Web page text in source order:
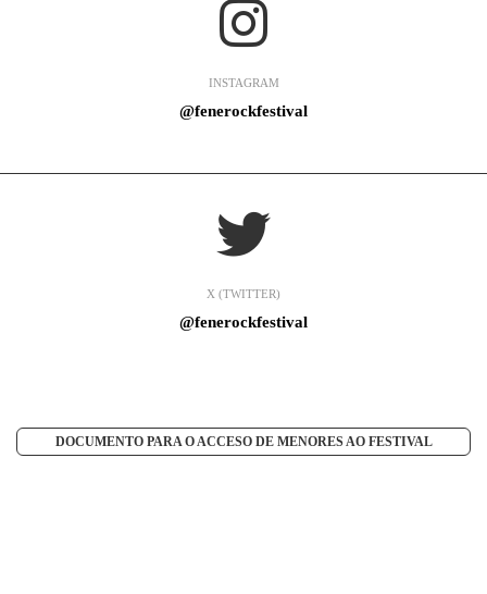
INSTAGRAM
@fenerockfestival
X (TWITTER)
@fenerockfestival
DOCUMENTO PARA O ACCESO DE MENORES AO FESTIVAL